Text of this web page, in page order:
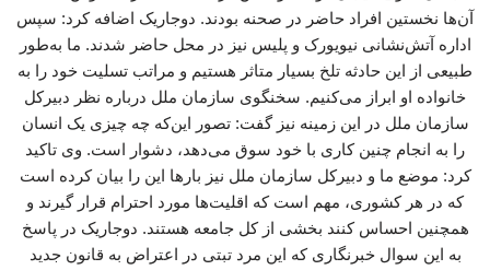
آن‌ها نخستین افراد حاضر در صحنه بودند. دوجاریک اضافه کرد: سپس
اداره آتش‌نشانی نیویورک و پلیس نیز در محل حاضر شدند. ما به‌طور
طبیعی از این حادثه تلخ بسیار متاثر هستیم و مراتب تسلیت خود را به
خانواده او ابراز می‌کنیم. سخنگوی سازمان ملل درباره نظر دبیرکل
سازمان ملل در این زمینه نیز گفت: تصور این‌که چه چیزی یک انسان
را به انجام چنین کاری با خود سوق می‌دهد، دشوار است. وی تاکید
کرد: موضع ما و دبیرکل سازمان ملل نیز بارها این را بیان کرده است
که در هر کشوری، مهم است که اقلیت‌ها مورد احترام قرار گیرند و
همچنین احساس کنند بخشی از کل جامعه هستند. دوجاریک در پاسخ
به این سوال خبرنگاری که این مرد تبتی در اعتراض به قانون جدید